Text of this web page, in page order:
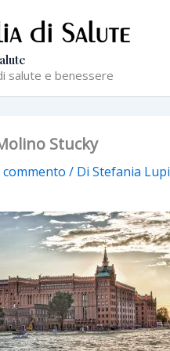
salute e benessere
Stucky
commento / Di Stefania Lupi